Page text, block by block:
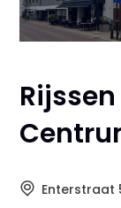
Enterstraat